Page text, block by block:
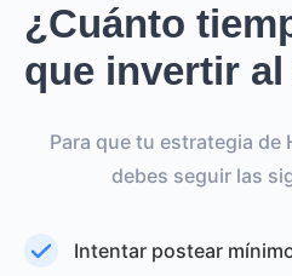
¿Cuánto
que invertir al
Para que tu estrategia de
debes seguir las
Intentar postear